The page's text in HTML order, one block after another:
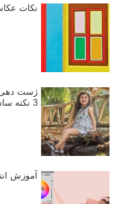
نکات
ژست دهی
3 نکته ساده برای بهبود عکاسی پرتره
آموزش